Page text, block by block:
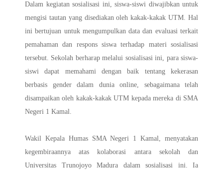
Dalam kegiatan sosialisasi ini, siswa-siswi diwajibkan untuk
mengisi tautan yang disediakan oleh kakak-kakak UTM. Hal
ini bertujuan untuk mengumpulkan data dan evaluasi terkait
pemahaman dan respons siswa terhadap materi sosialisasi
tersebut. Sekolah berharap melalui sosialisasi ini, para siswa-
siswi dapat memahami dengan baik tentang kekerasan
berbasis gender dalam dunia online, sebagaimana telah
disampaikan oleh kakak-kakak UTM kepada mereka di SMA
Negeri 1 Kamal.
Wakil Kepala Humas SMA Negeri 1 Kamal, menyatakan
kegembiraannya atas kolaborasi antara sekolah dan
Universitas Trunojoyo Madura dalam sosialisasi ini. Ia